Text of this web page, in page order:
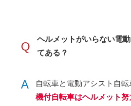
Q
ヘルメットがいらない電
てある？
A 自転車と電動アシスト自転
機付自転車はヘルメット努